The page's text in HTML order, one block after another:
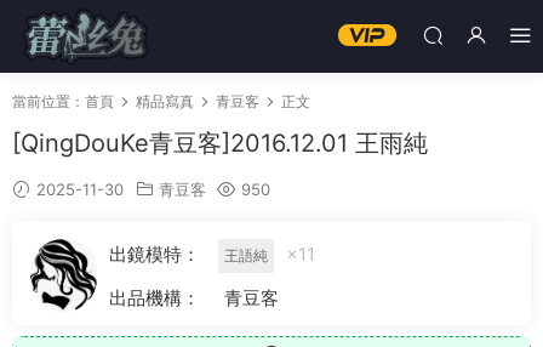
當前位置： 首頁 精品寫真 青豆客 正文
[QingDouKe青豆客]2016.12.01 王雨純
2025-11-30 青豆客 950
出鏡模特： 王語純
×11
出品機構：
青豆客